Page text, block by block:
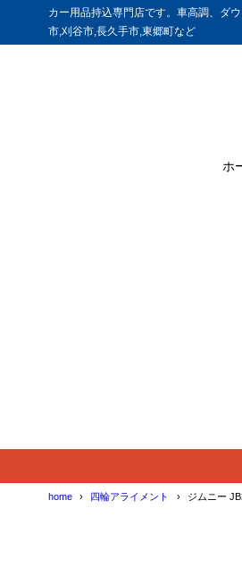
カー用品持込専門店です。車高調、ダ
市,刈谷市,長久手市,東郷町など
ホ
home 四輪アライメント ジムニー